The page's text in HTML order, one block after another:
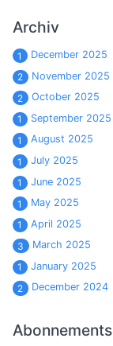
Archiv
1
December 2025
2
November 2025
2
October 2025
1
September 2025
1
August 2025
1
July 2025
1
June 2025
1
May 2025
1
April 2025
3
March 2025
1
January 2025
2
December 2024
Abonnements